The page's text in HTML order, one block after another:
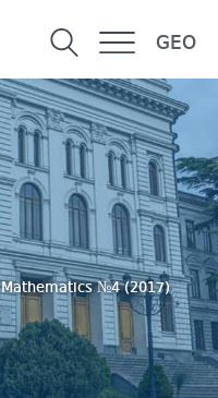
GEO
Mathematics №4 (2017)